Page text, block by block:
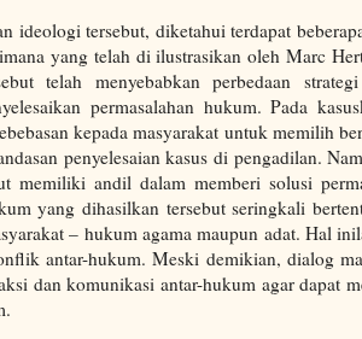
ideologi tersebut, diketahui terdapat
yang telah di ilustrasikan oleh Marc
telah menyebabkan perbedaan
permasalahan hukum. Pada
kepada masyarakat untuk memilih
penyelesaian kasus di pengadilan.
memiliki andil dalam memberi solusi
yang dihasilkan tersebut seringkali
– hukum agama maupun adat. Hal
antar-hukum. Meski demikian, dialog
dan komunikasi antar-hukum agar dapat